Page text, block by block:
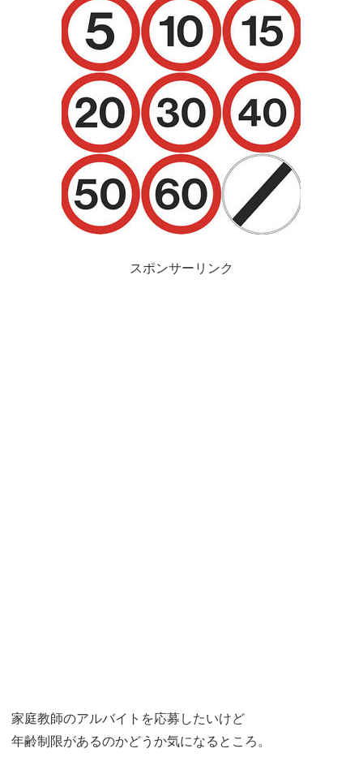
スポンサーリンク
家庭教師のアルバイトを応募したいけど
年齢制限があるのかどうか気になるところ。